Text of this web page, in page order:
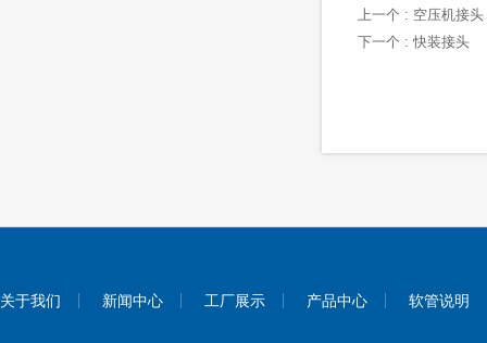
上一个 : 空压机接头
下一个 : 快装接头
关于我们 新闻中心 工厂展示 产品中心 软管说明